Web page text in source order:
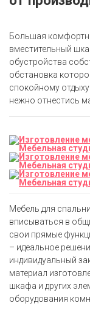
Большая
вместительный
обустройства
обстановка
спокойному
нежно отнестись
Мебель для
вписываться в
свои прямые
– идеальное
индивидуальный
материал
шкафа и других
оборудования